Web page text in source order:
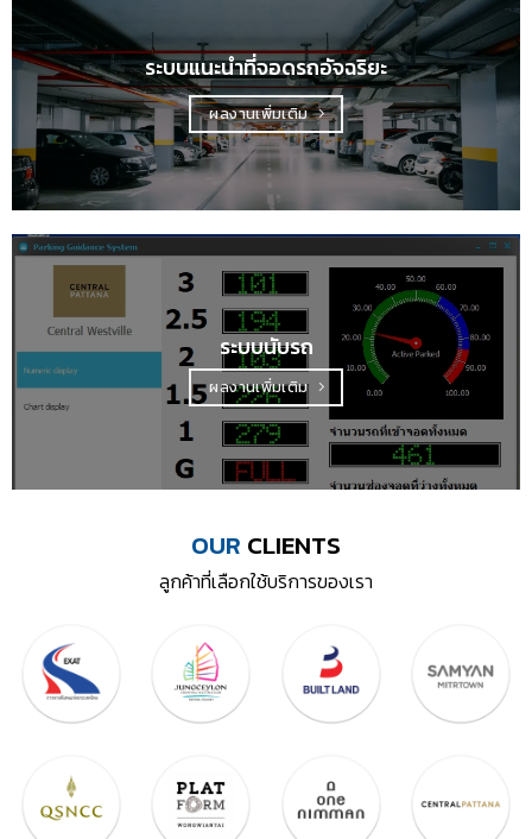
ระบบแนะนำที่จอดรถอัจฉริยะ
ผลงานเพิ่มเติม
ระบบนับรถ
ผลงานเพิ่มเติม
OUR CLIENTS
ลูกค้าที่เลือกใช้บริการของเรา